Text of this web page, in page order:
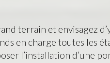
terrain et envisagez
en charge toutes les
l’installation d’une